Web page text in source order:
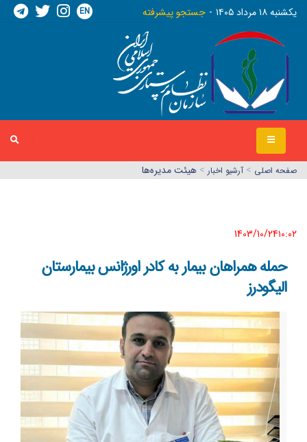
يکشنبه ١٨ مرداد ١٤٠٥ جستجو پیشرفته EN
صفحه اصلي > آرشیو اخبار > هیئت مدیره‌ها
1403/10/24١٠:٠٢
حمله همراهان بیمار به کادر اورژانس بیمارستان
الیگودرز